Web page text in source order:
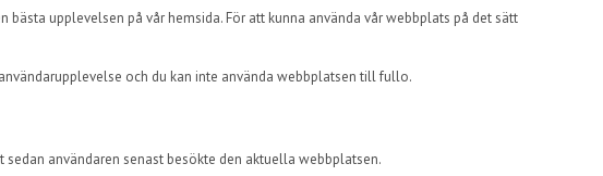
upplevelsen på vår hemsida. För att kunna använda vår webbplats på det sätt
och du kan inte använda webbplatsen till fullo.
användaren senast besökte den aktuella webbplatsen.